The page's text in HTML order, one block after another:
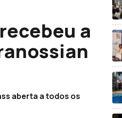
a
aberta a todos os